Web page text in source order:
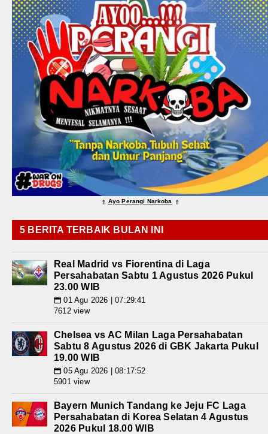
⇑ Ayo Perangi Narkoba ⇑
5 BERITA TERBAIK BULAN INI
Real Madrid vs Fiorentina di Laga
Persahabatan Sabtu 1 Agustus 2026 Pukul
23.00 WIB
📅 01 Agu 2026 | 07:29:41
7612 view
Chelsea vs AC Milan Laga Persahabatan
Sabtu 8 Agustus 2026 di GBK Jakarta Pukul
19.00 WIB
📅 05 Agu 2026 | 08:17:52
5901 view
Bayern Munich Tandang ke Jeju FC Laga
Persahabatan di Korea Selatan 4 Agustus
2026 Pukul 18.00 WIB